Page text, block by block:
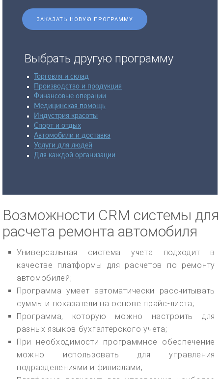
ЗАКАЗАТЬ НОВУЮ ПРОГРАММУ
Выбрать другую программу
Торговля и склад
Производство и продукция
Финансовые операции
Медицинская помощь
Индустрия красоты
Спорт и отдых
Автомобили и доставка
Услуги для людей
Для каждой организации
Возможности CRM системы для
расчета ремонта автомобиля
Универсальная система учета подходит в
качестве платформы для расчетов по ремонту
автомобилей;
Программа умеет автоматически рассчитывать
суммы и показатели на основе прайс-листа;
Программа, которую можно настроить для
разных языков бухгалтерского учета;
При необходимости программное обеспечение
можно использовать для управления
подразделениями и филиалами;